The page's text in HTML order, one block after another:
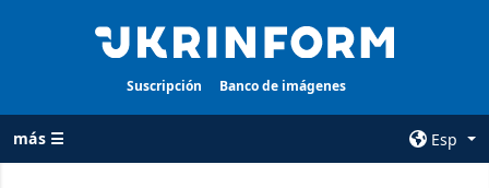
Suscripción Banco de imágenes
más ☰
Esp